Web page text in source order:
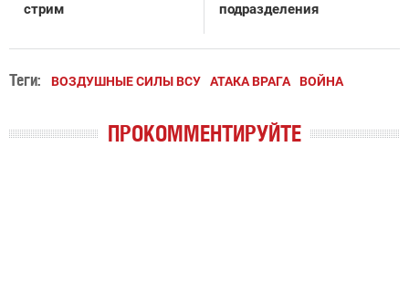
стрим
подразделения
Теги: ВОЗДУШНЫЕ СИЛЫ ВСУ АТАКА ВРАГА ВОЙНА
ПРОКОММЕНТИРУЙТЕ